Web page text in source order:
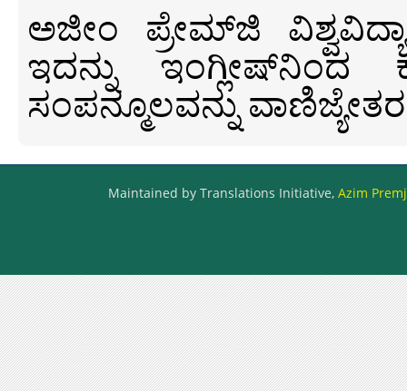
ಅಜೀಂ ಪ್ರೇಮ್‍ಜಿ
ಇದನ್ನು ಇಂಗ್ಲೀಷ್‍ನಿಂದ
ಸಂಪನ್ಮೂಲವನ್ನು
Maintained by Translations Initiative, Azim